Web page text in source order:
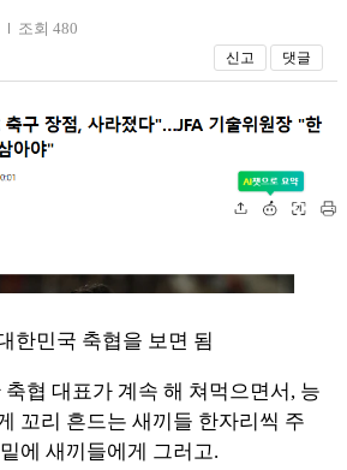
조회 480
신고 댓글
한민국 축협을 보면 됨
협 대표가 계속 해 쳐먹으면서, 능
꼬리 흔드는 새끼들 한자리씩 주
에 새끼들에게 그러고.